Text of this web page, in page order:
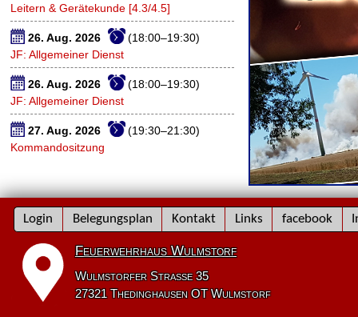
Leitern & Gerätekunde [4.3/4.5]
26. Aug. 2026
(18:00–19:30)
JF: Allgemeiner Dienst
26. Aug. 2026
(18:00–19:30)
JF: Allgemeiner Dienst
27. Aug. 2026
(19:30–21:30)
Kommandositzung
Navigation
überspringen
Login Belegungsplan Kontakt Links facebook
Feuerwehrhaus Wulmstorf
Wulmstorfer Straße 35
27321 Thedinghausen OT Wulmstorf